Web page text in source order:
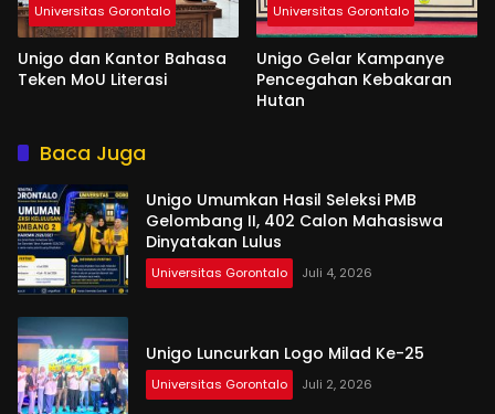
Universitas Gorontalo
Unigo dan Kantor Bahasa
Teken MoU Literasi
Universitas Gorontalo
Unigo Gelar Kampanye
Pencegahan Kebakaran
Hutan
Baca Juga
Unigo Umumkan Hasil Seleksi PMB
Gelombang II, 402 Calon Mahasiswa
Dinyatakan Lulus
Universitas Gorontalo Juli 4, 2026
Unigo Luncurkan Logo Milad Ke-25
Universitas Gorontalo Juli 2, 2026